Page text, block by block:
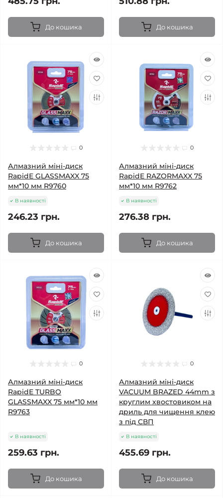
До кошика До кошика
0
Алмазний міні-диск
RapidE GLASSMAXX 75
мм*10 мм R9760
В наявності
246.23 грн.
До кошика
0
Алмазний міні-диск
RapidE RAZORMAXX 75
мм*10 мм R9762
В наявності
276.38 грн.
До кошика
0
Алмазний міні-диск
RapidE TURBO
GLASSMAXX 75 мм*10 мм
R9763
В наявності
259.63 грн.
До кошика
0
Алмазний міні-диск
VACUUM BRAZED 44mm з
круглим хвостовиком на
дриль для чищення клею
з під СВП
В наявності
455.69 грн.
До кошика